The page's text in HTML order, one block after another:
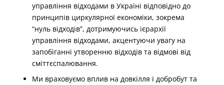
управління відходами в Україні відповідно до
принципів циркулярної економіки, зокрема
“нуль відходів”, дотримуючись ієрархії
управління відходами, акцентуючи увагу на
запобіганні утворенню відходів та відмові від
сміттєспалювання.
Ми враховуємо вплив на довкілля і добробут та